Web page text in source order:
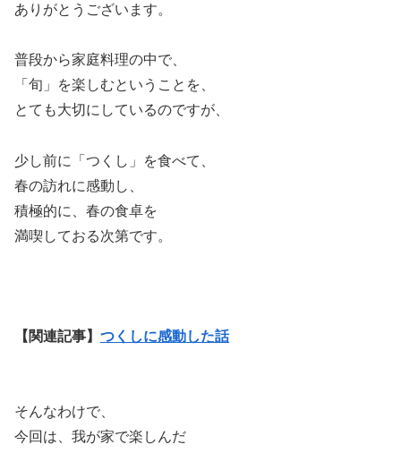
ありがとうございます。
普段から家庭料理の中で、
「旬」を楽しむということを、
とても大切にしているのですが、
少し前に「つくし」を食べて、
春の訪れに感動し、
積極的に、春の食卓を
満喫しておる次第です。
【関連記事】 つくしに感動した話
そんなわけで、
今回は、我が家で楽しんだ